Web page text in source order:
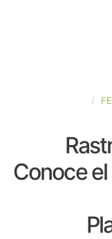
Conoce